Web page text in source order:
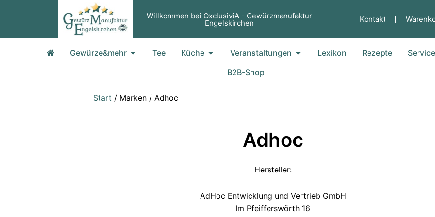
Willkommen bei OxclusiviA - Gewürzmanufaktur
Engelskirchen Kontakt
Gewürze&mehr Öffne Gewürze&mehr
Tee Küche Öffne KücheVeranstaltungen Öffne Veranstaltungen
Lexikon Rezepte Service
B2B-Shop
Start / Marken / Adhoc
Adhoc
Hersteller:
AdHoc Entwicklung und Vertrieb GmbH
Im Pfeifferswörth 16